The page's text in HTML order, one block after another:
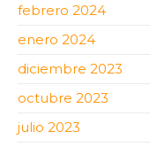
febrero 2024
enero 2024
diciembre 2023
octubre 2023
julio 2023